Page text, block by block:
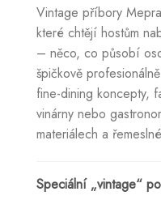
Vintage příbory
které chtějí hostům
– něco, co působí
špičkově
fine-dining koncepty,
vinárny nebo
materiálech a
Speciální „vintage“